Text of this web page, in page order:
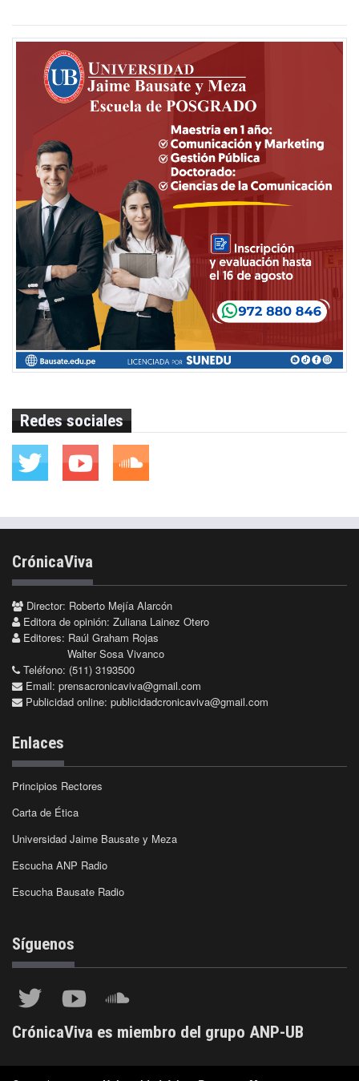
Redes sociales
CrónicaViva
Director: Roberto Mejía Alarcón
Editora de opinión: Zuliana Lainez Otero
Editores: Raúl Graham Rojas
Walter Sosa Vivanco
Teléfono: (511) 3193500
Email: prensacronicaviva@gmail.com
Publicidad online: publicidadcronicaviva@gmail.com
Enlaces
Principios Rectores
Carta de Ética
Universidad Jaime Bausate y Meza
Escucha ANP Radio
Escucha Bausate Radio
Síguenos
CrónicaViva es miembro del grupo ANP-UB